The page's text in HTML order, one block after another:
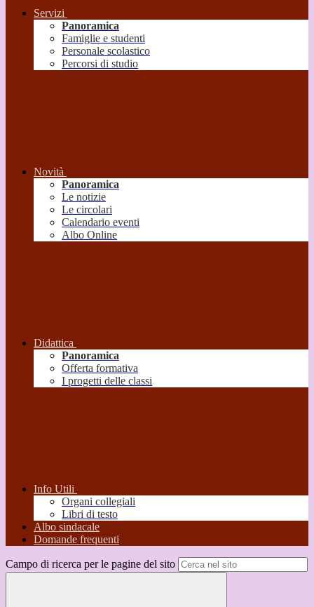
Servizi
Panoramica
Famiglie e studenti
Personale scolastico
Percorsi di studio
Novità
Panoramica
Le notizie
Le circolari
Calendario eventi
Albo Online
Didattica
Panoramica
Offerta formativa
I progetti delle classi
Info Utili
Organi collegiali
Libri di testo
Albo sindacale
Domande frequenti
Campo di ricerca per le pagine del sito